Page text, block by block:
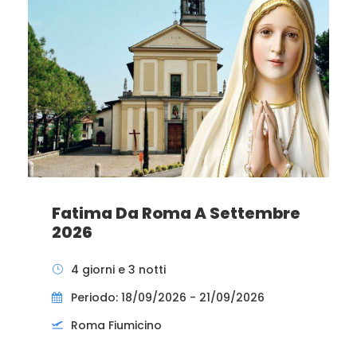
Fatima Da Roma A Settembre
2026
4 giorni e 3 notti
Periodo: 18/09/2026 - 21/09/2026
Roma Fiumicino